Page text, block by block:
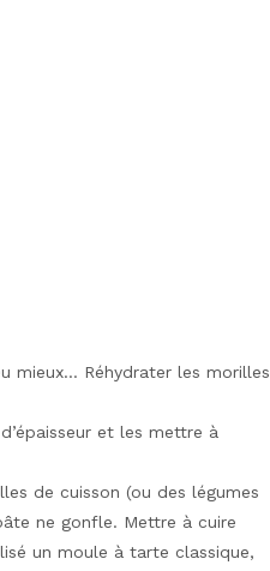
mieux… Réhydrater les morilles
et les mettre à
de cuisson (ou des légumes
ne gonfle. Mettre à cuire
un moule à tarte classique,